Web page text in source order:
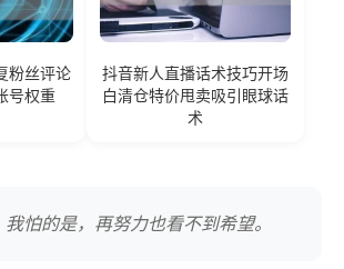
粉丝评论
号权重
抖音新人直播话术技巧开场
白清仓特价甩卖吸引眼球话
术
怕的是，再努力也看不到希望。